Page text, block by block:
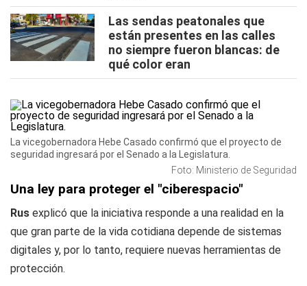
Las sendas peatonales que
están presentes en las calles
no siempre fueron blancas: de
qué color eran
La vicegobernadora Hebe Casado confirmó que el proyecto de
seguridad ingresará por el Senado a la Legislatura.
Foto: Ministerio de Seguridad
Una ley para proteger el "ciberespacio"
Rus explicó que la iniciativa responde a una realidad en la
que gran parte de la vida cotidiana depende de sistemas
digitales y, por lo tanto, requiere nuevas herramientas de
protección.